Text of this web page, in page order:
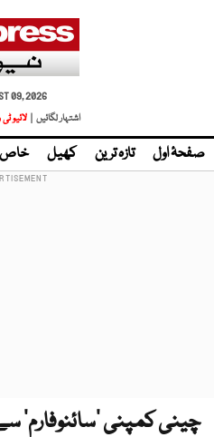
09, 2026
اشتہار لگائیں |
لائیو
صفحۂ اول تازہ ترین کھیل خاص